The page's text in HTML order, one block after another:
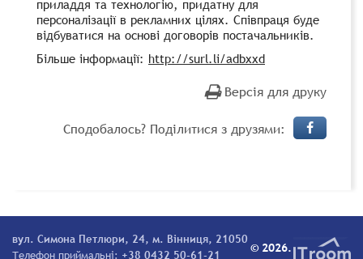
приладдя та технологію, придатну для
персоналізації в рекламних цілях. Співпраця буде
відбуватися на основі договорів постачальників.
Більше інформації: http://surl.li/adbxxd
Версія для друку
Сподобалось? Поділитися з друзями:
вул. Симона Петлюри, 24, м. Вінниця, 21050
Телефон приймальні: +38 0432 50-61-21 © 2026.